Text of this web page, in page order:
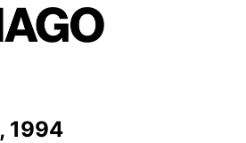
, 1994